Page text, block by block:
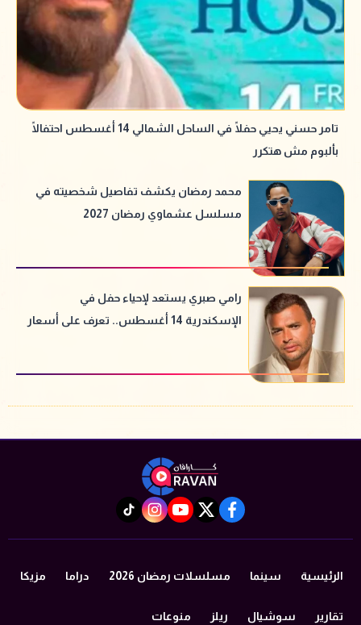
تامر حسني يحيي حفلًا في الساحل الشمالي 14 أغسطس احتفالًا
بألبوم مش هتكرر
محمد رمضان يكشف تفاصيل شخصيته في
مسلسل عشماوي رمضان 2027
رامي صبري يستعد لإحياء حفل في
الإسكندرية 14 أغسطس.. تعرف على أسعار
facebook
twitter
youtube
instagram
tiktok
الرئيسية سينما مسلسلات رمضان 2026 دراما مزيكا
تقارير سوشيال ريلز منوعات